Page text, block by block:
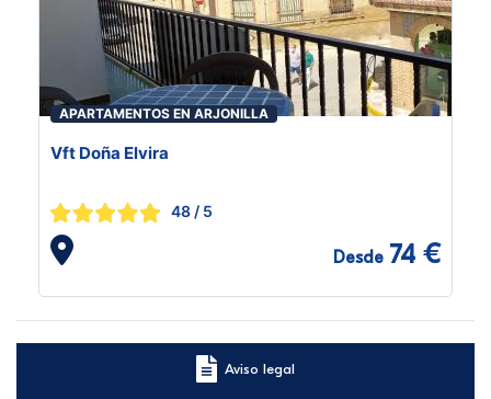
APARTAMENTOS EN ARJONILLA
Vft Doña Elvira
48 / 5
Desde 74 €
Aviso legal